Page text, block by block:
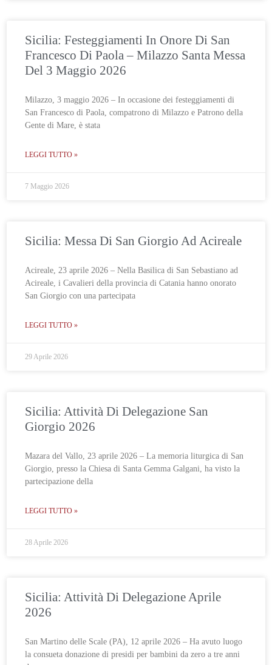
Sicilia: Festeggiamenti In Onore Di San
Francesco Di Paola – Milazzo Santa Messa
Del 3 Maggio 2026
Milazzo, 3 maggio 2026 – In occasione dei festeggiamenti di
San Francesco di Paola, compatrono di Milazzo e Patrono della
Gente di Mare, è stata
LEGGI TUTTO »
7 Maggio 2026
Sicilia: Messa Di San Giorgio Ad Acireale
Acireale, 23 aprile 2026 – Nella Basilica di San Sebastiano ad
Acireale, i Cavalieri della provincia di Catania hanno onorato
San Giorgio con una partecipata
LEGGI TUTTO »
29 Aprile 2026
Sicilia: Attività Di Delegazione San
Giorgio 2026
Mazara del Vallo, 23 aprile 2026 – La memoria liturgica di San
Giorgio, presso la Chiesa di Santa Gemma Galgani, ha visto la
partecipazione della
LEGGI TUTTO »
28 Aprile 2026
Sicilia: Attività Di Delegazione Aprile
2026
San Martino delle Scale (PA), 12 aprile 2026 – Ha avuto luogo
la consueta donazione di presidi per bambini da zero a tre anni